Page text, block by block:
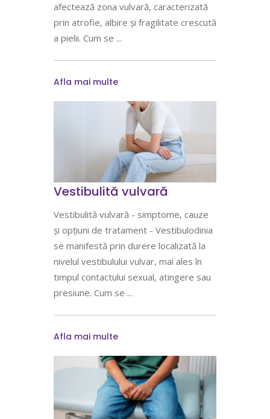
afectează zona vulvară, caracterizată
prin atrofie, albire și fragilitate crescută
a pielii. Cum se
Afla mai multe
Vestibulită vulvară
Vestibulită vulvară - simptome, cauze
și opțiuni de tratament - Vestibulodinia
se manifestă prin durere localizată la
nivelul vestibulului vulvar, mai ales în
timpul contactului sexual, atingere sau
presiune. Cum se
Afla mai multe